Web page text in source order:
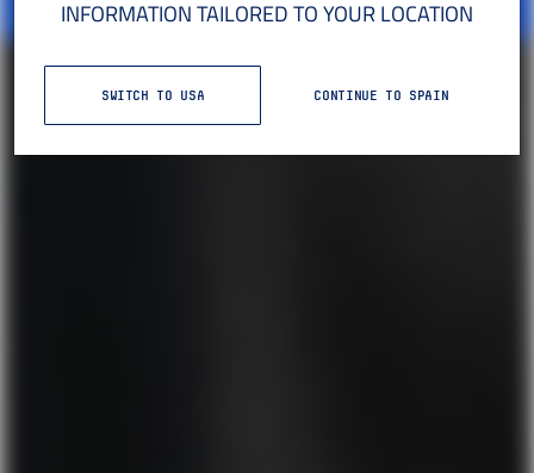
INFORMATION TAILORED TO YOUR LOCATION
SWITCH TO USA CONTINUE TO SPAIN